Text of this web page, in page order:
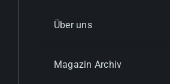
Über uns
Magazin Archiv